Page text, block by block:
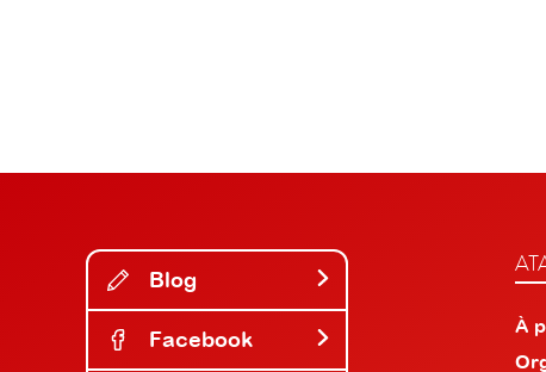
Blog
Facebook
À